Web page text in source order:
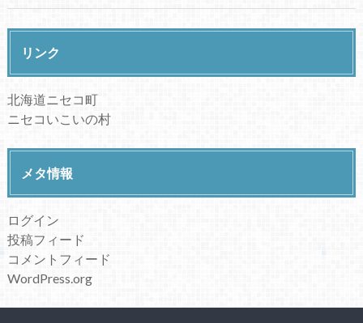
リンク
北海道ニセコ町
ニセコいこいの村
メタ情報
ログイン
投稿フィード
コメントフィード
WordPress.org